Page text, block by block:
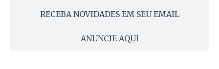
RECEBA NOVIDADES EM SEU EMAIL
ANUNCIE AQUI